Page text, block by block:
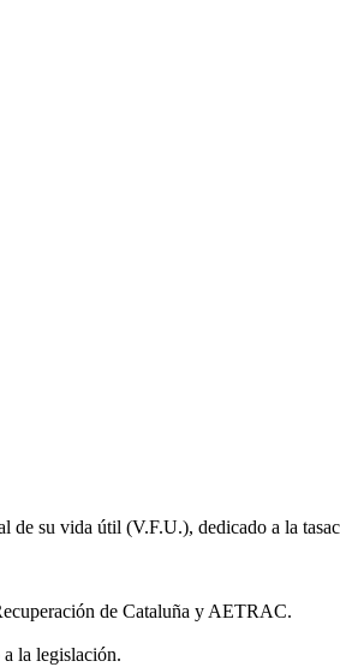
de su vida útil (V.F.U.), dedicado a la
de Cataluña y AETRAC.
la legislación.